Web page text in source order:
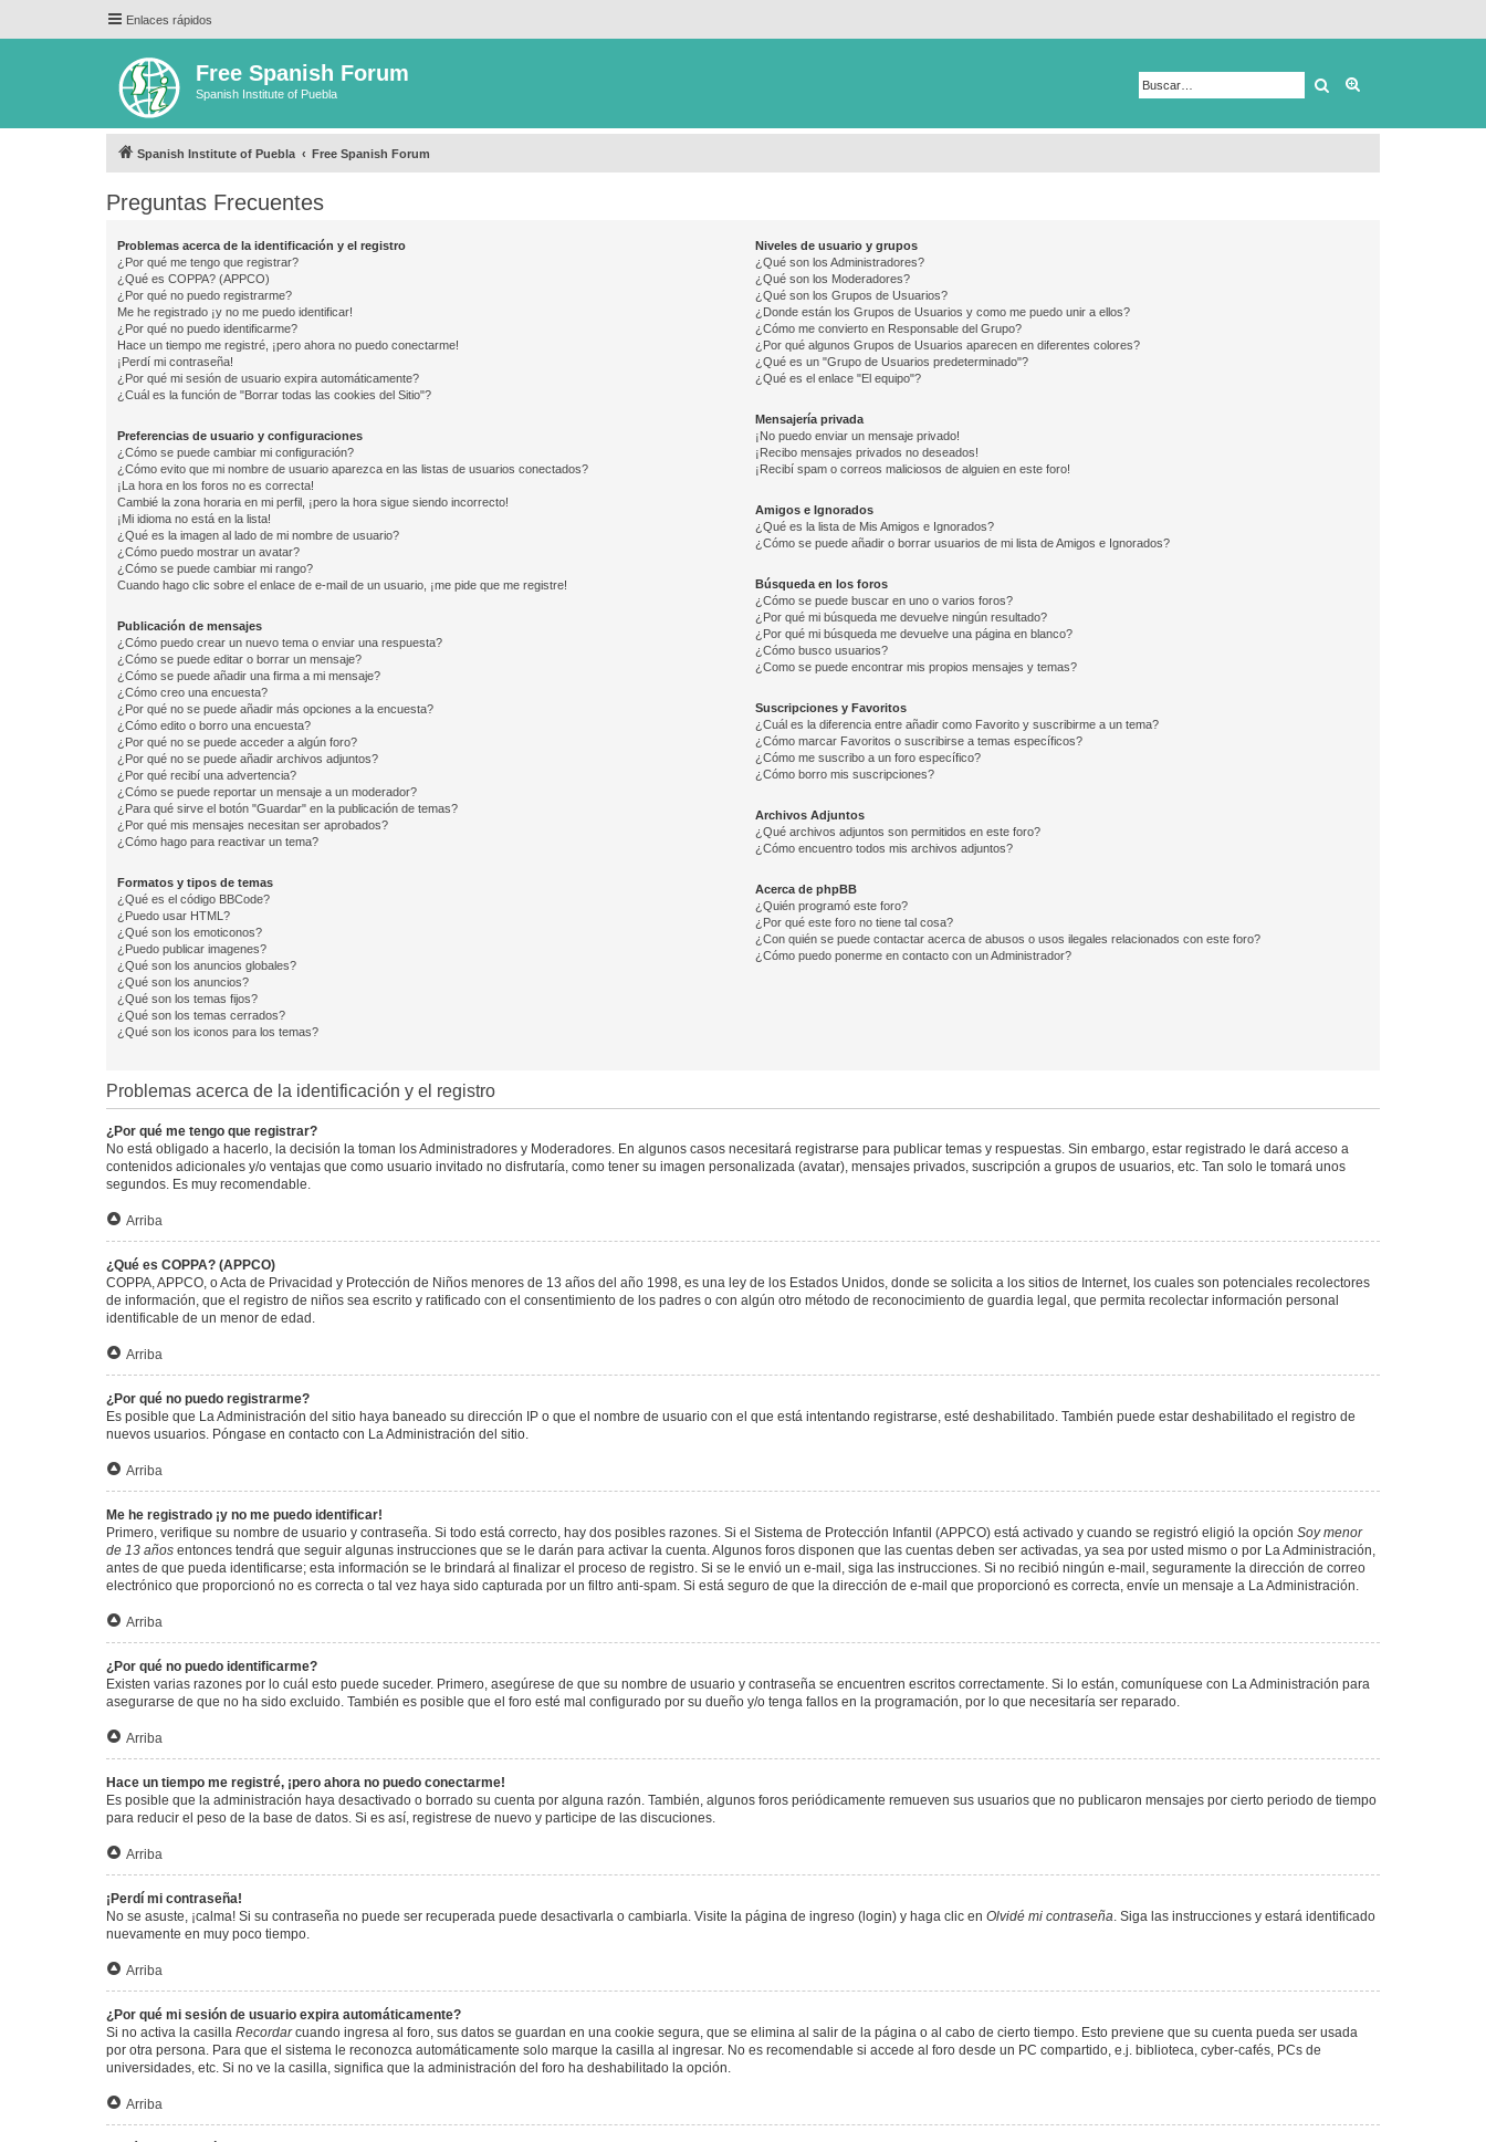
Enlaces rápidos
Free Spanish Forum
Spanish Institute of Puebla Buscar
Spanish Institute of Puebla Free Spanish Forum
Preguntas Frecuentes
Problemas acerca de la identificación y el registro
¿Por qué me tengo que registrar?
¿Qué es COPPA? (APPCO)
¿Por qué no puedo registrarme?
Me he registrado ¡y no me puedo identificar!
¿Por qué no puedo identificarme?
Hace un tiempo me registré, ¡pero ahora no puedo conectarme!
¡Perdí mi contraseña!
¿Por qué mi sesión de usuario expira automáticamente?
¿Cuál es la función de "Borrar todas las cookies del Sitio"?
Preferencias de usuario y configuraciones
¿Cómo se puede cambiar mi configuración?
¿Cómo evito que mi nombre de usuario aparezca en las listas de usuarios conectados?
¡La hora en los foros no es correcta!
Cambié la zona horaria en mi perfil, ¡pero la hora sigue siendo incorrecto!
¡Mi idioma no está en la lista!
¿Qué es la imagen al lado de mi nombre de usuario?
¿Cómo puedo mostrar un avatar?
¿Cómo se puede cambiar mi rango?
Cuando hago clic sobre el enlace de e-mail de un usuario, ¡me pide que me registre!
Publicación de mensajes
¿Cómo puedo crear un nuevo tema o enviar una respuesta?
¿Cómo se puede editar o borrar un mensaje?
¿Cómo se puede añadir una firma a mi mensaje?
¿Cómo creo una encuesta?
¿Por qué no se puede añadir más opciones a la encuesta?
¿Cómo edito o borro una encuesta?
¿Por qué no se puede acceder a algún foro?
¿Por qué no se puede añadir archivos adjuntos?
¿Por qué recibí una advertencia?
¿Cómo se puede reportar un mensaje a un moderador?
¿Para qué sirve el botón "Guardar" en la publicación de temas?
¿Por qué mis mensajes necesitan ser aprobados?
¿Cómo hago para reactivar un tema?
Formatos y tipos de temas
¿Qué es el código BBCode?
¿Puedo usar HTML?
¿Qué son los emoticonos?
¿Puedo publicar imagenes?
¿Qué son los anuncios globales?
¿Qué son los anuncios?
¿Qué son los temas fijos?
¿Qué son los temas cerrados?
¿Qué son los iconos para los temas?
Niveles de usuario y grupos
¿Qué son los Administradores?
¿Qué son los Moderadores?
¿Qué son los Grupos de Usuarios?
¿Donde están los Grupos de Usuarios y como me puedo unir a ellos?
¿Cómo me convierto en Responsable del Grupo?
¿Por qué algunos Grupos de Usuarios aparecen en diferentes colores?
¿Qué es un "Grupo de Usuarios predeterminado"?
¿Qué es el enlace "El equipo"?
Mensajería privada
¡No puedo enviar un mensaje privado!
¡Recibo mensajes privados no deseados!
¡Recibí spam o correos maliciosos de alguien en este foro!
Amigos e Ignorados
¿Qué es la lista de Mis Amigos e Ignorados?
¿Cómo se puede añadir o borrar usuarios de mi lista de Amigos e Ignorados?
Búsqueda en los foros
¿Cómo se puede buscar en uno o varios foros?
¿Por qué mi búsqueda me devuelve ningún resultado?
¿Por qué mi búsqueda me devuelve una página en blanco?
¿Cómo busco usuarios?
¿Como se puede encontrar mis propios mensajes y temas?
Suscripciones y Favoritos
¿Cuál es la diferencia entre añadir como Favorito y suscribirme a un tema?
¿Cómo marcar Favoritos o suscribirse a temas específicos?
¿Cómo me suscribo a un foro específico?
¿Cómo borro mis suscripciones?
Archivos Adjuntos
¿Qué archivos adjuntos son permitidos en este foro?
¿Cómo encuentro todos mis archivos adjuntos?
Acerca de phpBB
¿Quién programó este foro?
¿Por qué este foro no tiene tal cosa?
¿Con quién se puede contactar acerca de abusos o usos ilegales relacionados con este foro?
¿Cómo puedo ponerme en contacto con un Administrador?
Problemas acerca de la identificación y el registro
¿Por qué me tengo que registrar?
No está obligado a hacerlo, la decisión la toman los Administradores y Moderadores. En algunos casos necesitará registrarse para publicar temas y respuestas. Sin embargo, estar registrado le dará acceso a
contenidos adicionales y/o ventajas que como usuario invitado no disfrutaría, como tener su imagen personalizada (avatar), mensajes privados, suscripción a grupos de usuarios, etc. Tan solo le tomará unos
segundos. Es muy recomendable.
Arriba
¿Qué es COPPA? (APPCO)
COPPA, APPCO, o Acta de Privacidad y Protección de Niños menores de 13 años del año 1998, es una ley de los Estados Unidos, donde se solicita a los sitios de Internet, los cuales son potenciales recolectores
de información, que el registro de niños sea escrito y ratificado con el consentimiento de los padres o con algún otro método de reconocimiento de guardia legal, que permita recolectar información personal
identificable de un menor de edad.
Arriba
¿Por qué no puedo registrarme?
Es posible que La Administración del sitio haya baneado su dirección IP o que el nombre de usuario con el que está intentando registrarse, esté deshabilitado. También puede estar deshabilitado el registro de
nuevos usuarios. Póngase en contacto con La Administración del sitio.
Arriba
Me he registrado ¡y no me puedo identificar!
Primero, verifique su nombre de usuario y contraseña. Si todo está correcto, hay dos posibles razones. Si el Sistema de Protección Infantil (APPCO) está activado y cuando se registró eligió la opción Soy menor
de 13 años entonces tendrá que seguir algunas instrucciones que se le darán para activar la cuenta. Algunos foros disponen que las cuentas deben ser activadas, ya sea por usted mismo o por La Administración,
antes de que pueda identificarse; esta información se le brindará al finalizar el proceso de registro. Si se le envió un e-mail, siga las instrucciones. Si no recibió ningún e-mail, seguramente la dirección de correo
electrónico que proporcionó no es correcta o tal vez haya sido capturada por un filtro anti-spam. Si está seguro de que la dirección de e-mail que proporcionó es correcta, envíe un mensaje a La Administración.
Arriba
¿Por qué no puedo identificarme?
Existen varias razones por lo cuál esto puede suceder. Primero, asegúrese de que su nombre de usuario y contraseña se encuentren escritos correctamente. Si lo están, comuníquese con La Administración para
asegurarse de que no ha sido excluido. También es posible que el foro esté mal configurado por su dueño y/o tenga fallos en la programación, por lo que necesitaría ser reparado.
Arriba
Hace un tiempo me registré, ¡pero ahora no puedo conectarme!
Es posible que la administración haya desactivado o borrado su cuenta por alguna razón. También, algunos foros periódicamente remueven sus usuarios que no publicaron mensajes por cierto periodo de tiempo
para reducir el peso de la base de datos. Si es así, registrese de nuevo y participe de las discuciones.
Arriba
¡Perdí mi contraseña!
No se asuste, ¡calma! Si su contraseña no puede ser recuperada puede desactivarla o cambiarla. Visite la página de ingreso (login) y haga clic en Olvidé mi contraseña. Siga las instrucciones y estará identificado
nuevamente en muy poco tiempo.
Arriba
¿Por qué mi sesión de usuario expira automáticamente?
Si no activa la casilla Recordarcuando ingresa al foro, sus datos se guardan en una cookie segura, que se elimina al salir de la página o al cabo de cierto tiempo. Esto previene que su cuenta pueda ser usada
por otra persona. Para que el sistema le reconozca automáticamente solo marque la casilla al ingresar. No es recomendable si accede al foro desde un PC compartido, e.j. biblioteca, cyber-cafés, PCs de
universidades, etc. Si no ve la casilla, significa que la administración del foro ha deshabilitado la opción.
Arriba